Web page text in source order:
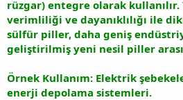
rüzgar) entegre olarak kullanılır.
verimliliği ve dayanıklılığı ile
sülfür piller, daha geniş
geliştirilmiş yeni nesil piller
Örnek Kullanım: Elektrik
enerji depolama sistemleri.